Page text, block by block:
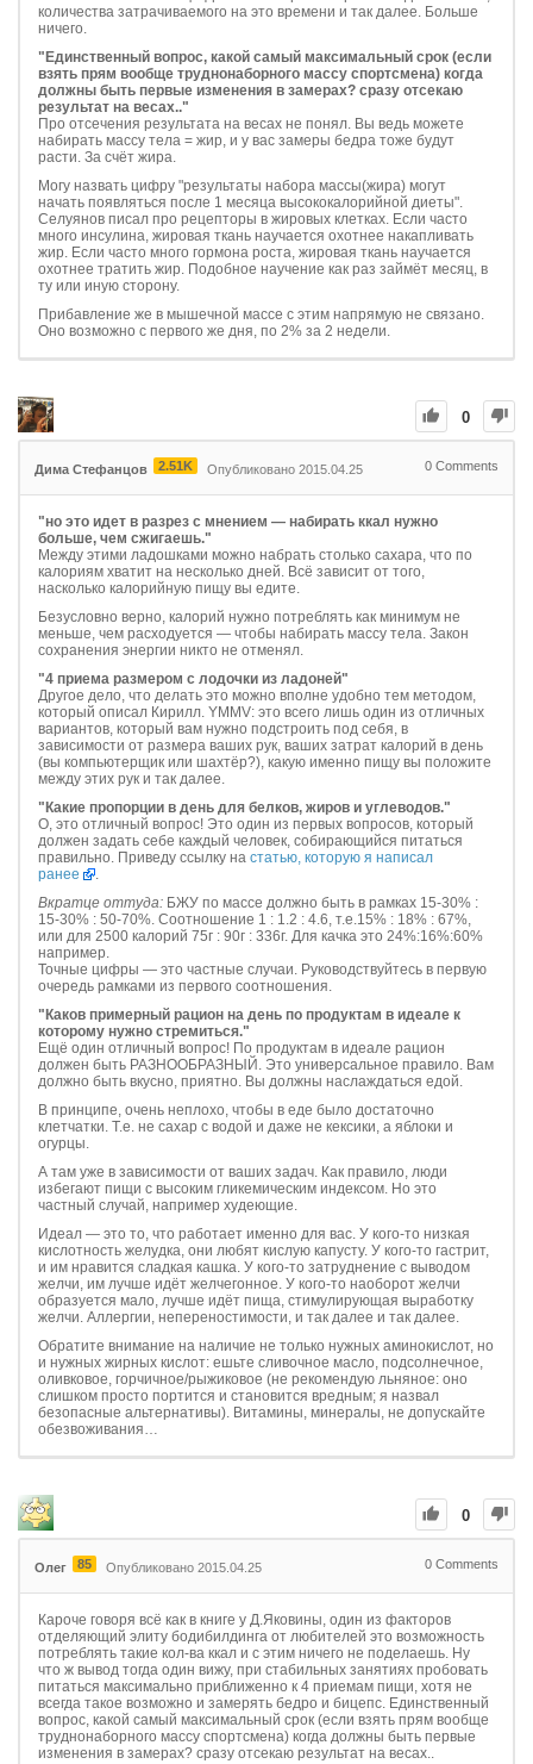
количества затрачиваемого на это времени и так далее. Больше
ничего.
"Единственный вопрос, какой самый максимальный срок (если
взять прям вообще труднонаборного массу спортсмена) когда
должны быть первые изменения в замерах? сразу отсекаю
результат на весах.."
Про отсечения результата на весах не понял. Вы ведь можете
набирать массу тела = жир, и у вас замеры бедра тоже будут
расти. За счёт жира.
Могу назвать цифру "результаты набора массы(жира) могут
начать появляться после 1 месяца высококалорийной диеты".
Селуянов писал про рецепторы в жировых клетках. Если часто
много инсулина, жировая ткань научается охотнее накапливать
жир. Если часто много гормона роста, жировая ткань научается
охотнее тратить жир. Подобное научение как раз займёт месяц, в
ту или иную сторону.
Прибавление же в мышечной массе с этим напрямую не связано.
Оно возможно с первого же дня, по 2% за 2 недели.
0
Дима Стефанцов 2.51K Опубликовано 2015.04.25 0 Comments
"но это идет в разрез с мнением — набирать ккал нужно
больше, чем сжигаешь."
Между этими ладошками можно набрать столько сахара, что по
калориям хватит на несколько дней. Всё зависит от того,
насколько калорийную пищу вы едите.
Безусловно верно, калорий нужно потреблять как минимум не
меньше, чем расходуется — чтобы набирать массу тела. Закон
сохранения энергии никто не отменял.
"4 приема размером с лодочки из ладоней"
Другое дело, что делать это можно вполне удобно тем методом,
который описал Кирилл. YMMV: это всего лишь один из отличных
вариантов, который вам нужно подстроить под себя, в
зависимости от размера ваших рук, ваших затрат калорий в день
(вы компьютерщик или шахтёр?), какую именно пищу вы положите
между этих рук и так далее.
"Какие пропорции в день для белков, жиров и углеводов."
О, это отличный вопрос! Это один из первых вопросов, который
должен задать себе каждый человек, собирающийся питаться
правильно. Приведу ссылку на статью, которую я написал
ранее
.
Вкратце оттуда: БЖУ по массе должно быть в рамках 15-30% :
15-30% : 50-70%. Соотношение 1 : 1.2 : 4.6, т.е.15% : 18% : 67%,
или для 2500 калорий 75г : 90г : 336г. Для качка это 24%:16%:60%
например.
Точные цифры — это частные случаи. Руководствуйтесь в первую
очередь рамками из первого соотношения.
"Каков примерный рацион на день по продуктам в идеале к
которому нужно стремиться."
Ещё один отличный вопрос! По продуктам в идеале рацион
должен быть РАЗНООБРАЗНЫЙ. Это универсальное правило. Вам
должно быть вкусно, приятно. Вы должны наслаждаться едой.
В принципе, очень неплохо, чтобы в еде было достаточно
клетчатки. Т.е. не сахар с водой и даже не кексики, а яблоки и
огурцы.
А там уже в зависимости от ваших задач. Как правило, люди
избегают пищи с высоким гликемическим индексом. Но это
частный случай, например худеющие.
Идеал — это то, что работает именно для вас. У кого-то низкая
кислотность желудка, они любят кислую капусту. У кого-то гастрит,
и им нравится сладкая кашка. У кого-то затруднение с выводом
желчи, им лучше идёт желчегонное. У кого-то наоборот желчи
образуется мало, лучше идёт пища, стимулирующая выработку
желчи. Аллергии, непереностимости, и так далее и так далее.
Обратите внимание на наличие не только нужных аминокислот, но
и нужных жирных кислот: ешьте сливочное масло, подсолнечное,
оливковое, горчичное/рыжиковое (не рекомендую льняное: оно
слишком просто портится и становится вредным; я назвал
безопасные альтернативы). Витамины, минералы, не допускайте
обезвоживания…
0
Олег 85 Опубликовано 2015.04.25 0 Comments
Кароче говоря всё как в книге у Д.Яковины, один из факторов
отделяющий элиту бодибилдинга от любителей это возможность
потреблять такие кол-ва ккал и с этим ничего не поделаешь. Ну
что ж вывод тогда один вижу, при стабильных занятиях пробовать
питаться максимально приближенно к 4 приемам пищи, хотя не
всегда такое возможно и замерять бедро и бицепс. Единственный
вопрос, какой самый максимальный срок (если взять прям вообще
труднонаборного массу спортсмена) когда должны быть первые
изменения в замерах? сразу отсекаю результат на весах..